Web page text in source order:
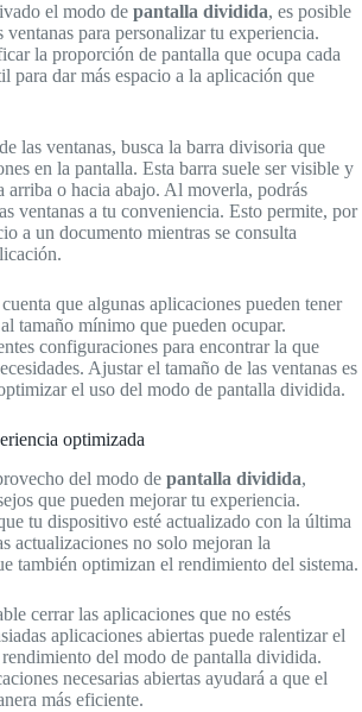
el modo de pantalla dividida, es posible
ventanas para personalizar tu experiencia.
la proporción de pantalla que ocupa cada
para dar más espacio a la aplicación que
las ventanas, busca la barra divisoria que
en la pantalla. Esta barra suele ser visible y
arriba o hacia abajo. Al moverla, podrás
ventanas a tu conveniencia. Esto permite, por
a un documento mientras se consulta
que algunas aplicaciones pueden tener
tamaño mínimo que pueden ocupar.
configuraciones para encontrar la que
Ajustar el tamaño de las ventanas es
el uso del modo de pantalla dividida.
optimizada
del modo de pantalla dividida,
que pueden mejorar tu experiencia.
tu dispositivo esté actualizado con la última
actualizaciones no solo mejoran la
también optimizan el rendimiento del sistema.
cerrar las aplicaciones que no estés
aplicaciones abiertas puede ralentizar el
del modo de pantalla dividida.
necesarias abiertas ayudará a que el
más eficiente.